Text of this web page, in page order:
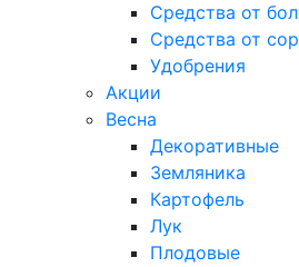
Средства от
Средства от
Удобрения
Акции
Весна
Декоративные
Земляника
Картофель
Лук
Плодовые